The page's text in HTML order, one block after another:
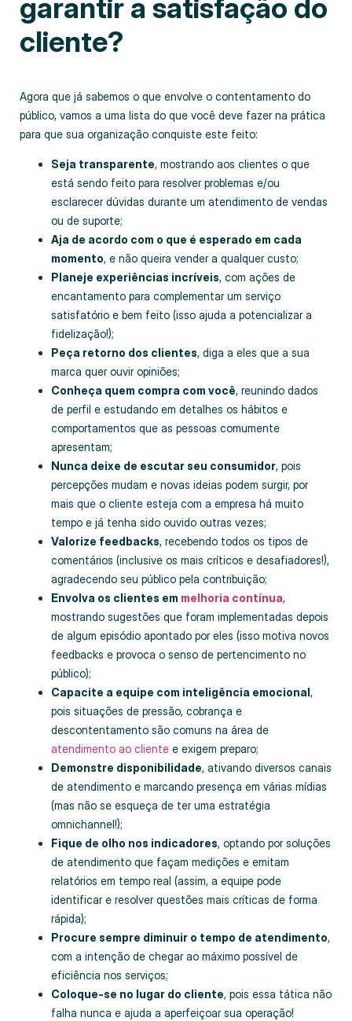
garantir a satisfação do
cliente?
Agora que já sabemos o que envolve o contentamento do
público, vamos a uma lista do que você deve fazer na prática
para que sua organização conquiste este feito:
Seja transparente, mostrando aos clientes o que
está sendo feito para resolver problemas e/ou
esclarecer dúvidas durante um atendimento de vendas
ou de suporte;
Aja de acordo com o que é esperado em cada
momento, e não queira vender a qualquer custo;
Planeje experiências incríveis, com ações de
encantamento para complementar um serviço
satisfatório e bem feito (isso ajuda a potencializar a
fidelização!);
Peça retorno dos clientes, diga a eles que a sua
marca quer ouvir opiniões;
Conheça quem compra com você, reunindo dados
de perfil e estudando em detalhes os hábitos e
comportamentos que as pessoas comumente
apresentam;
Nunca deixe de escutar seu consumidor, pois
percepções mudam e novas ideias podem surgir, por
mais que o cliente esteja com a empresa há muito
tempo e já tenha sido ouvido outras vezes;
Valorize feedbacks, recebendo todos os tipos de
comentários (inclusive os mais críticos e desafiadores!),
agradecendo seu público pela contribuição;
Envolva os clientes em melhoria contínua,
mostrando sugestões que foram implementadas depois
de algum episódio apontado por eles (isso motiva novos
feedbacks e provoca o senso de pertencimento no
público);
Capacite a equipe com inteligência emocional,
pois situações de pressão, cobrança e
descontentamento são comuns na área de
atendimento ao cliente e exigem preparo;
Demonstre disponibilidade, ativando diversos canais
de atendimento e marcando presença em várias mídias
(mas não se esqueça de ter uma estratégia
omnichannel!);
Fique de olho nos indicadores, optando por soluções
de atendimento que façam medições e emitam
relatórios em tempo real (assim, a equipe pode
identificar e resolver questões mais críticas de forma
rápida);
Procure sempre diminuir o tempo de atendimento,
com a intenção de chegar ao máximo possível de
eficiência nos serviços;
Coloque-se no lugar do cliente, pois essa tática não
falha nunca e ajuda a aperfeiçoar sua operação!